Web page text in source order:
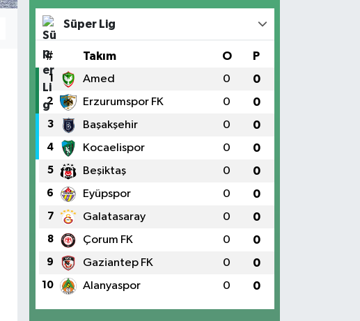
Süper Lig
# Takım O P
1 Amed 0 0
2 Erzurumspor FK 0 0
3 Başakşehir 0 0
4 Kocaelispor 0 0
5 Beşiktaş 0 0
6 Eyüpspor 0 0
7 Galatasaray 0 0
8 Çorum FK 0 0
9 Gaziantep FK 0 0
10 Alanyaspor 0 0